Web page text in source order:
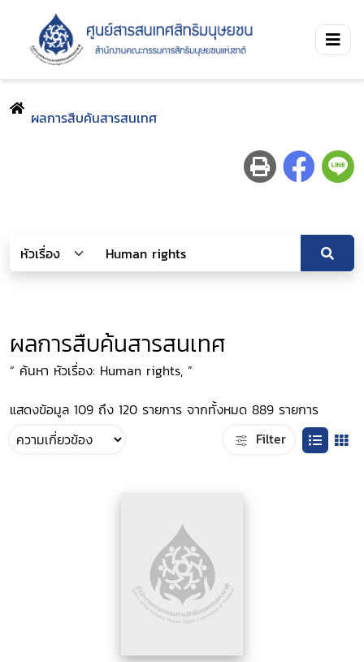
ผลการสืบค้นสารสนเทศ
ผลการสืบค้นสารสนเทศ
“ ค้นหา หัวเรื่อง: Human rights, ”
แสดงข้อมูล 109 ถึง 120 รายการ จากทั้งหมด 889 รายการ
Filter